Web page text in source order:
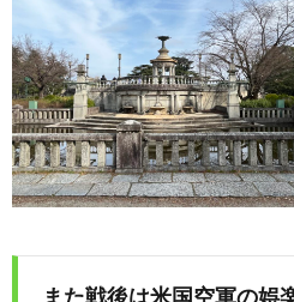
また戦後は米国空軍の娯